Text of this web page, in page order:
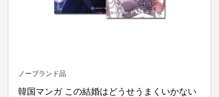
ノーブランド品
韓国マンガ この結婚はどうせうまくいかない